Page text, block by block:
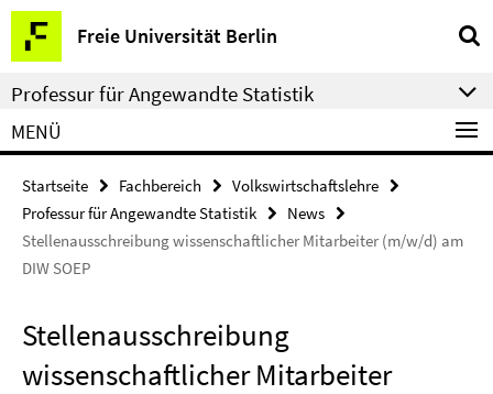
Springe
direkt
zu
Inhalt
Freie Universität Berlin
Service-
Navigation
Professur für Angewandte Statistik
MENÜ
Startseite Fachbereich
Volkswirtschaftslehre
Professur für Angewandte Statistik
News
Stellenausschreibung wissenschaftlicher Mitarbeiter (m/w/d) am
DIW SOEP
Stellenausschreibung
wissenschaftlicher Mitarbeiter